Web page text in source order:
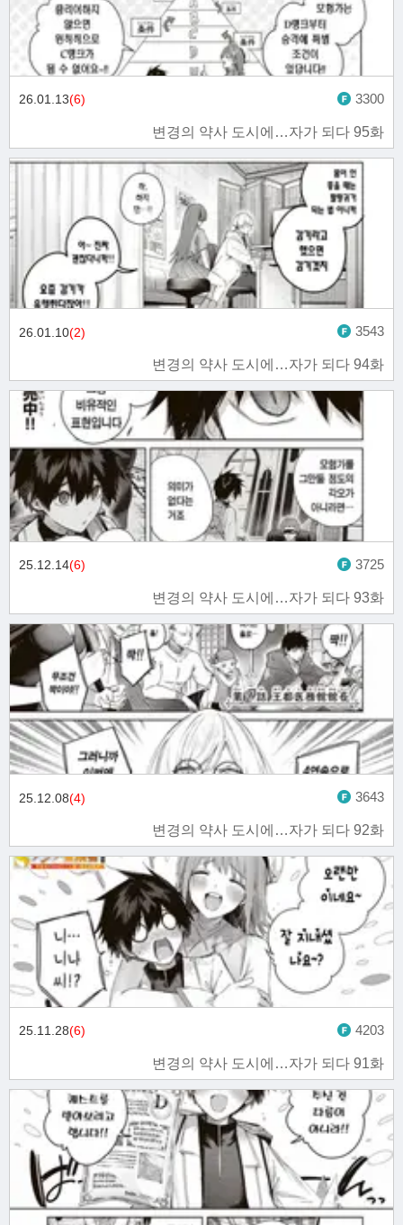
변경의 약사 도시에…자가 되다 95화
26.01.13(6) 3300
변경의 약사 도시에…자가 되다 94화
26.01.10(2) 3543
변경의 약사 도시에…자가 되다 93화
25.12.14(6) 3725
변경의 약사 도시에…자가 되다 92화
25.12.08(4) 3643
변경의 약사 도시에…자가 되다 91화
25.11.28(6) 4203